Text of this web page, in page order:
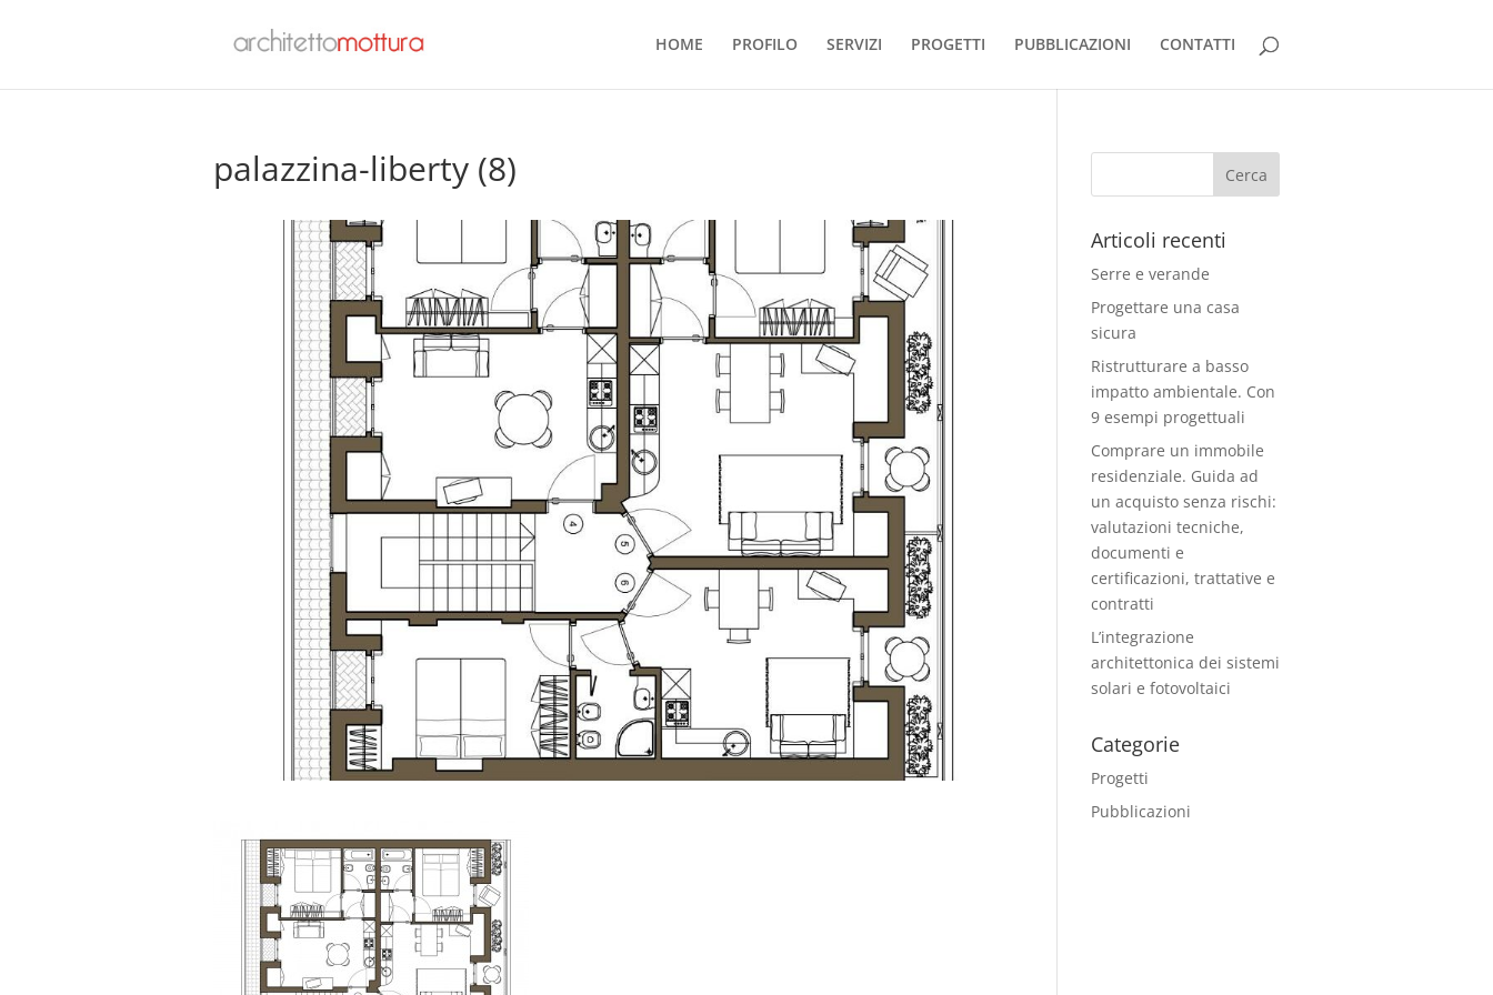
HOME PROFILO SERVIZI PROGETTI PUBBLICAZIONI CONTATTI
palazzina-liberty (8)
Articoli recenti
Serre e verande
Progettare una casa
sicura
Ristrutturare a basso
impatto ambientale. Con
9 esempi progettuali
Comprare un immobile
residenziale. Guida ad
un acquisto senza rischi:
valutazioni tecniche,
documenti e
certificazioni, trattative e
contratti
L’integrazione
architettonica dei sistemi
solari e fotovoltaici
Categorie
Progetti
Pubblicazioni